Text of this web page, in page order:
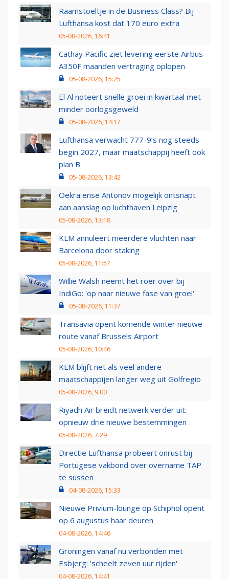
Raamstoeltje in de Business Class? Bij
Lufthansa kost dat 170 euro extra
05-08-2026, 16:41
Cathay Pacific ziet levering eerste Airbus
A350F maanden vertraging oplopen
05-08-2026, 15:25
El Al noteert snelle groei in kwartaal met
minder oorlogsgeweld
05-08-2026, 14:17
Lufthansa verwacht 777-9’s nog steeds
begin 2027, maar maatschappij heeft ook
plan B
05-08-2026, 13:42
Oekraïense Antonov mogelijk ontsnapt
aan aanslag op luchthaven Leipzig
05-08-2026, 13:18
KLM annuleert meerdere vluchten naar
Barcelona door staking
05-08-2026, 11:57
Willie Walsh neemt het roer over bij
IndiGo: 'op naar nieuwe fase van groei'
05-08-2026, 11:37
Transavia opent komende winter nieuwe
route vanaf Brussels Airport
05-08-2026, 10:46
KLM blijft net als veel andere
maatschappijen langer weg uit Golfregio
05-08-2026, 9:00
Riyadh Air breidt netwerk verder uit:
opnieuw drie nieuwe bestemmingen
05-08-2026, 7:29
Directie Lufthansa probeert onrust bij
Portugese vakbond over overname TAP
te sussen
04-08-2026, 15:33
Nieuwe Privium-lounge op Schiphol opent
op 6 augustus haar deuren
04-08-2026, 14:46
Groningen vanaf nu verbonden met
Esbjerg: 'scheelt zeven uur rijden'
04-08-2026, 14:41